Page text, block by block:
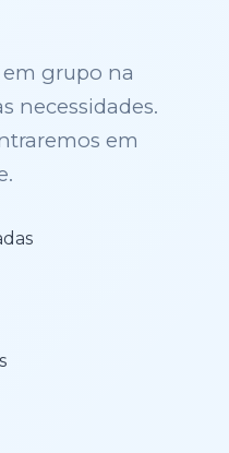
grupo na
necessidades.
em